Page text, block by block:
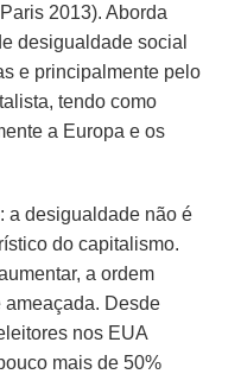
2013). Aborda
desigualdade social
e principalmente pelo
tendo como
a Europa e os
a desigualdade não é
do capitalismo.
a ordem
ameaçada. Desde
nos EUA
mais de 50%